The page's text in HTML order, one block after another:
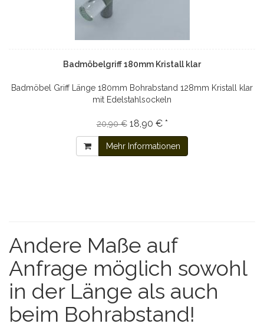
Badmöbelgriff 180mm Kristall klar
Badmöbel Griff Länge 180mm Bohrabstand 128mm Kristall klar
mit Edelstahlsockeln
20,90 € 18,90 € *
Mehr Informationen
Andere Maße auf
Anfrage möglich sowohl
in der Länge als auch
beim Bohrabstand!